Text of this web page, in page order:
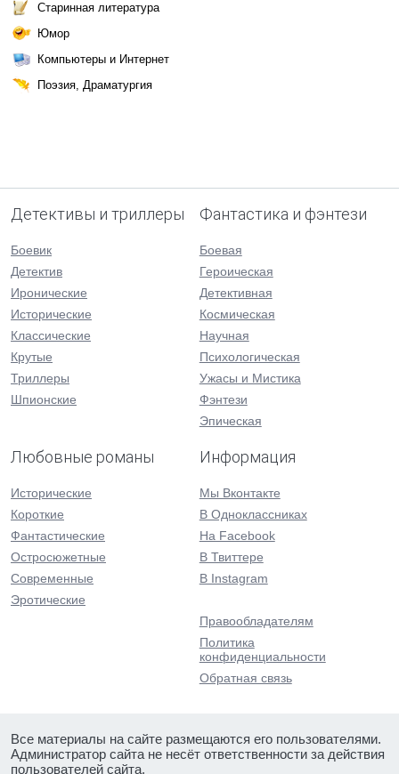
Старинная литература
Юмор
Компьютеры и Интернет
Поэзия, Драматургия
Детективы и триллеры
Боевик
Детектив
Иронические
Исторические
Классические
Крутые
Триллеры
Шпионские
Фантастика и фэнтези
Боевая
Героическая
Детективная
Космическая
Научная
Психологическая
Ужасы и Мистика
Фэнтези
Эпическая
Любовные романы
Исторические
Короткие
Фантастические
Остросюжетные
Современные
Эротические
Информация
Мы Вконтакте
В Одноклассниках
На Facebook
В Твиттере
В Instagram
Правообладателям
Политика
конфиденциальности
Обратная связь
Все материалы на сайте размещаются его пользователями.
Администратор сайта не несёт ответственности за действия
пользователей сайта.